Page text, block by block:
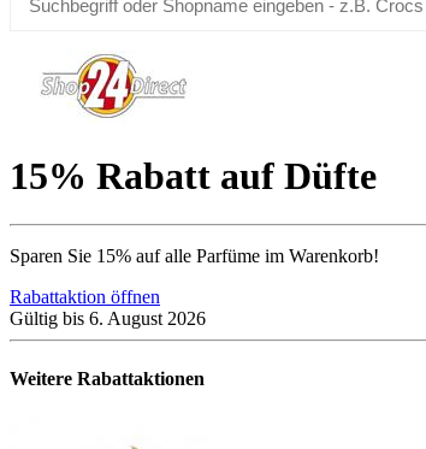
15% Rabatt auf Düfte
Sparen Sie 15% auf alle Parfüme im Warenkorb!
Rabattaktion öffnen
Gültig bis 6. August 2026
Weitere Rabattaktionen